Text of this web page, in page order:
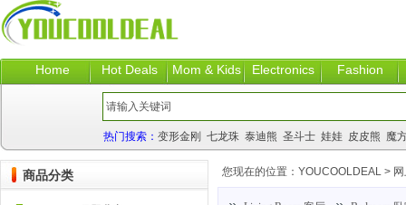
Home Hot Deals Mom & Kids Electronics Fashion
热门搜索： 变形金刚 七龙珠 泰迪熊 圣斗士 娃娃 皮皮熊 魔
您现在的位置： YOUCOOLDEAL >
商品分类